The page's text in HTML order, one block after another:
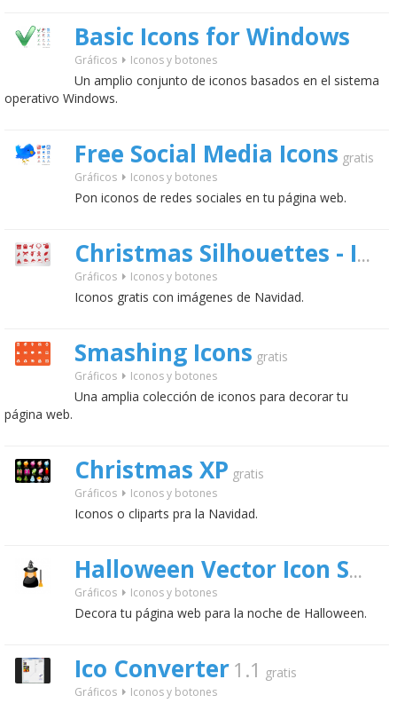
Basic Icons for Windows
Gráficos Iconos y botones
Un amplio conjunto de iconos basados en el sistema
operativo Windows.
Free Social Media Icons gratis
Gráficos Iconos y botones
Pon iconos de redes sociales en tu página web.
Christmas Silhouettes - Iconos de Navidad
Gráficos Iconos y botones
Iconos gratis con imágenes de Navidad.
Smashing Icons gratis
Gráficos Iconos y botones
Una amplia colección de iconos para decorar tu
página web.
Christmas XP gratis
Gráficos Iconos y botones
Iconos o cliparts pra la Navidad.
Halloween Vector Icon Set
Gráficos Iconos y botones
Decora tu página web para la noche de Halloween.
Ico Converter 1.1 gratis
Gráficos Iconos y botones